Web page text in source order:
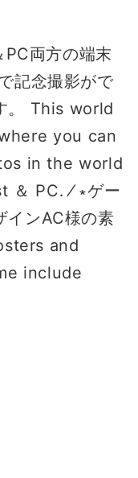
両方の端末
記念撮影がで
。 This world
you can
in the world
PC․ ⁄ ∗ゲー
インAC様の素
and
include